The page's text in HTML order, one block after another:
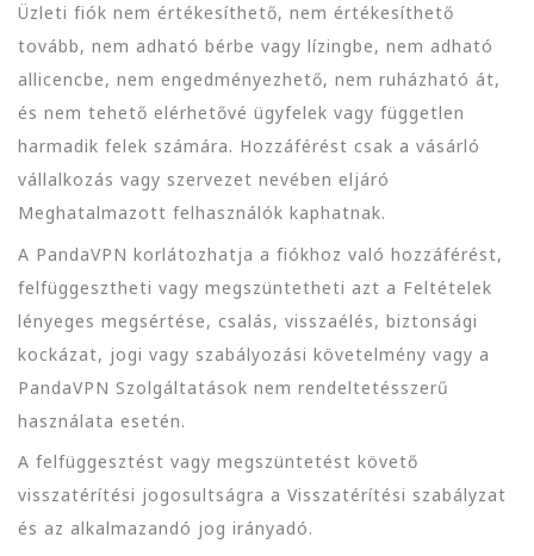
Üzleti fiók nem értékesíthető, nem értékesíthető
tovább, nem adható bérbe vagy lízingbe, nem adható
allicencbe, nem engedményezhető, nem ruházható át,
és nem tehető elérhetővé ügyfelek vagy független
harmadik felek számára. Hozzáférést csak a vásárló
vállalkozás vagy szervezet nevében eljáró
Meghatalmazott felhasználók kaphatnak.
A PandaVPN korlátozhatja a fiókhoz való hozzáférést,
felfüggesztheti vagy megszüntetheti azt a Feltételek
lényeges megsértése, csalás, visszaélés, biztonsági
kockázat, jogi vagy szabályozási követelmény vagy a
PandaVPN Szolgáltatások nem rendeltetésszerű
használata esetén.
A felfüggesztést vagy megszüntetést követő
visszatérítési jogosultságra a Visszatérítési szabályzat
és az alkalmazandó jog irányadó.